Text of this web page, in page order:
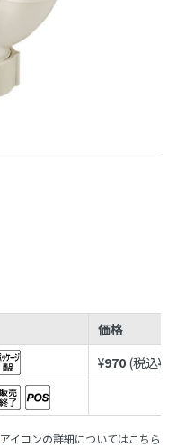
価格
¥970 (税込¥
アイコンの詳細についてはこちら